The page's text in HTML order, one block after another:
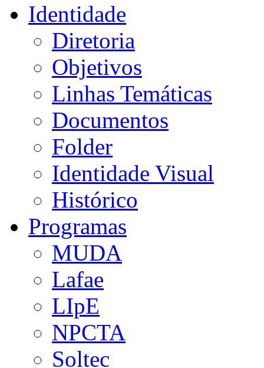
Identidade
Diretoria
Objetivos
Linhas Temáticas
Documentos
Folder
Identidade Visual
Histórico
Programas
MUDA
Lafae
LIpE
NPCTA
Soltec